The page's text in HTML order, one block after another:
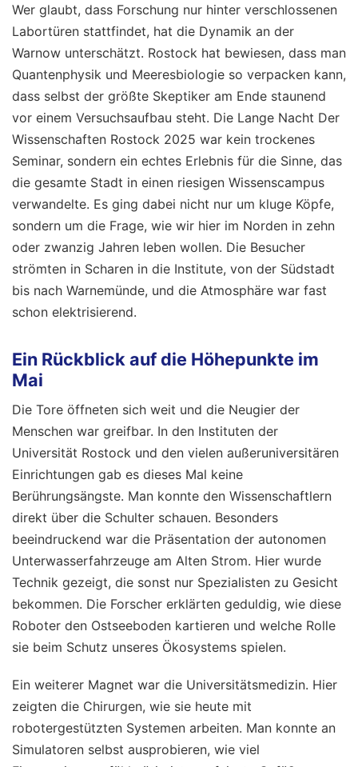
Wer glaubt, dass Forschung nur hinter verschlossenen
Labortüren stattfindet, hat die Dynamik an der
Warnow unterschätzt. Rostock hat bewiesen, dass man
Quantenphysik und Meeresbiologie so verpacken kann,
dass selbst der größte Skeptiker am Ende staunend
vor einem Versuchsaufbau steht. Die Lange Nacht Der
Wissenschaften Rostock 2025 war kein trockenes
Seminar, sondern ein echtes Erlebnis für die Sinne, das
die gesamte Stadt in einen riesigen Wissenscampus
verwandelte. Es ging dabei nicht nur um kluge Köpfe,
sondern um die Frage, wie wir hier im Norden in zehn
oder zwanzig Jahren leben wollen. Die Besucher
strömten in Scharen in die Institute, von der Südstadt
bis nach Warnemünde, und die Atmosphäre war fast
schon elektrisierend.
Ein Rückblick auf die Höhepunkte im
Mai
Die Tore öffneten sich weit und die Neugier der
Menschen war greifbar. In den Instituten der
Universität Rostock und den vielen außeruniversitären
Einrichtungen gab es dieses Mal keine
Berührungsängste. Man konnte den Wissenschaftlern
direkt über die Schulter schauen. Besonders
beeindruckend war die Präsentation der autonomen
Unterwasserfahrzeuge am Alten Strom. Hier wurde
Technik gezeigt, die sonst nur Spezialisten zu Gesicht
bekommen. Die Forscher erklärten geduldig, wie diese
Roboter den Ostseeboden kartieren und welche Rolle
sie beim Schutz unseres Ökosystems spielen.
Ein weiterer Magnet war die Universitätsmedizin. Hier
zeigten die Chirurgen, wie sie heute mit
robotergestützten Systemen arbeiten. Man konnte an
Simulatoren selbst ausprobieren, wie viel